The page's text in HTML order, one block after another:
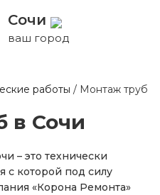
Сочи
ваш город
работы / Монтаж труб
в Сочи
– это технически
с которой под силу
«Корона Ремонта»